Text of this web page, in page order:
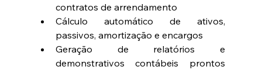
contratos de arrendamento
Cálculo automático de ativos,
passivos, amortização e encargos
Geração de relatórios e
demonstrativos contábeis prontos